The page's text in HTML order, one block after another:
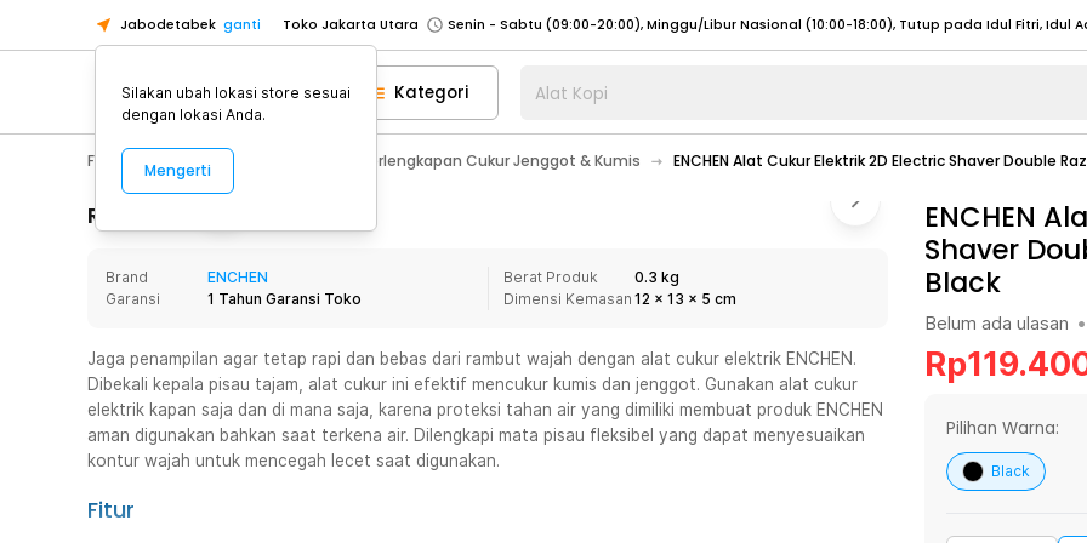
Jabodetabek ganti Toko Jakarta Utara
Toko Tangerang
Toko Cikupa
Pick n Go Jakarta Barat
Senin - Jumat (07:00 - 20:00), Sabtu - Minggu (08:00 - 20:00), Tutup pada Idul Fitri
Pick n Go Bekasi
Senin - Jumat (08:00 - 20:00), Sabtu - Minggu/ Libur Nasional (08:00 - 17:00) Selengkapnya
Senin - Jumat (08:00 - 20:00), Sabtu - Minggu/ Libur Nasional (08:00 - 17:00) Selengkapnya
Senin - Sabtu (09:00-20:00), Minggu/Libur Nasional (12:00-20:00), Tutup pada Idul Fitri
Senin - Sabtu (09:00-20:00), Minggu/Libur Nasional (12:00-20:00), Tutup pada Idul Fitri
Toko Tangerang
Toko Cikupa
Pick n Go Jakarta Barat
Senin - Jumat (07:00 - 20:00), Sabtu - Minggu (08:00 - 20:00), Tutup pada Idul Fitri
Pick n Go Bekasi
Senin - Jumat (08:00 - 20:00), Sabtu - Minggu/ Libur Nasional (08:00 - 17:00) Selengkapnya
Kategori Alat Kopi
Fashion, Make Up & Beauty Care Perlengkapan Cukur Jenggot & Kumis ENCHEN Alat Cukur Elektrik 2D Electric Shaver Double
Rincian Produk
Brand
ENCHEN
Garansi
1 Tahun Garansi Toko
Berat Produk
0.3 kg
Dimensi Kemasan 12 x 13 x 5 cm
Jaga penampilan agar tetap rapi dan bebas dari rambut wajah dengan alat cukur elektrik ENCHEN.
Dibekali kepala pisau tajam, alat cukur ini efektif mencukur kumis dan jenggot. Gunakan alat cukur
elektrik kapan saja dan di mana saja, karena proteksi tahan air yang dimiliki membuat produk ENCHEN
aman digunakan bahkan saat terkena air. Dilengkapi mata pisau fleksibel yang dapat menyesuaikan
kontur wajah untuk mencegah lecet saat digunakan.
Fitur
ENCHEN
Shaver
Black
Belum ada ulasan •
Rp
Pilihan Warna:
Black
Silakan ubah lokasi store sesuai
dengan lokasi Anda.
Mengerti